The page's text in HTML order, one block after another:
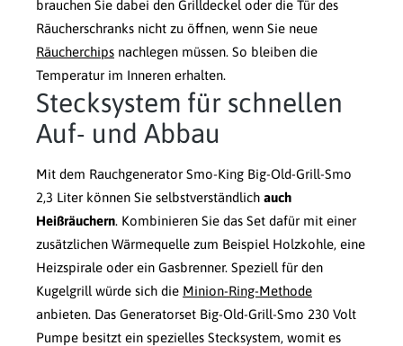
brauchen Sie dabei den Grilldeckel oder die Tür des
Räucherschranks nicht zu öffnen, wenn Sie neue
Räucherchips nachlegen müssen. So bleiben die
Temperatur im Inneren erhalten.
Stecksystem für schnellen
Auf- und Abbau
Mit dem Rauchgenerator Smo-King Big-Old-Grill-Smo
2,3 Liter können Sie selbstverständlich auch
Heißräuchern. Kombinieren Sie das Set dafür mit einer
zusätzlichen Wärmequelle zum Beispiel Holzkohle, eine
Heizspirale oder ein Gasbrenner. Speziell für den
Kugelgrill würde sich die Minion-Ring-Methode
anbieten. Das Generatorset Big-Old-Grill-Smo 230 Volt
Pumpe besitzt ein spezielles Stecksystem, womit es